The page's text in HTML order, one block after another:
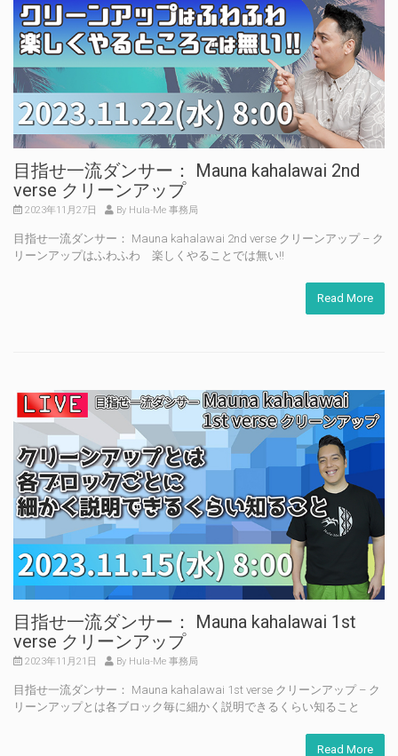
目指せ一流ダンサー： Mauna kahalawai 2nd
verse クリーンアップ
2023年11月27日 By Hula-Me 事務局
目指せ一流ダンサー： Mauna kahalawai 2nd verse クリーンアップ – ク
リーンアップはふわふわ 楽しくやることでは無い!!
Read More
目指せ一流ダンサー： Mauna kahalawai 1st
verse クリーンアップ
2023年11月21日 By Hula-Me 事務局
目指せ一流ダンサー： Mauna kahalawai 1st verse クリーンアップ – ク
リーンアップとは各ブロック毎に細かく説明できるくらい知ること
Read More